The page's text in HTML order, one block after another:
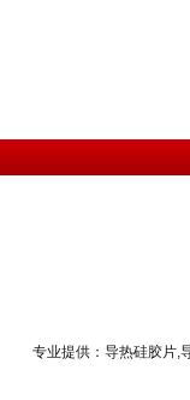
专业提供： 导热硅胶片,